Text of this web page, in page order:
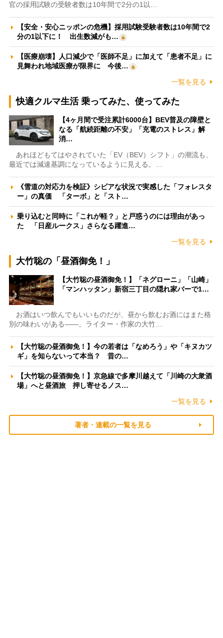
官の採用試験の受験者数は10年間で2分の1以…
【安全・安心ニッポンの危機】採用試験受験者数は10年間で2
分の1以下に！ 出生数減がも…
【医療崩壊】人口減少で「医師不足」に加えて「患者不足」に
見舞われ地域医療が限界に 今後…
一覧を見る
快適クルマ生活 乗ってみた、使ってみた
【4ヶ月間で受注累計6000台】BEV普及の障壁と
なる「航続距離の不安」「充電のストレス」解
消…
あれほどもてはやされていた「EV（BEV）シフト」の潮流も、
最近では減速基調になっているように見える。…
《雪道の対応力を検証》シビアな状況で実感した「フォレスタ
ー」の真価 「ターボ」と「スト…
乗り込むと同時に「これが軽？」と戸惑うのには理由があっ
た 「日産ルークス」さらなる躍進…
一覧を見る
大竹聡の「昼酒御免！」
【大竹聡の昼酒御免！】「ネグローニ」「山崎」
「マンハッタン」新宿三丁目の隠れ家バーで1…
お酒はいつ飲んでもいいものだが、昼から飲むお酒にはまた格
別の味わいがある――。ライター・作家の大竹…
【大竹聡の昼酒御免！】今の若者は「なめろう」や「キヌカツ
ギ」を知らないって本当？ 昔の…
【大竹聡の昼酒御免！】京急線で多摩川越えて「川崎の大衆酒
場」へと昼酒旅 押し寄せるノス…
一覧を見る
著者・連載の一覧を見る